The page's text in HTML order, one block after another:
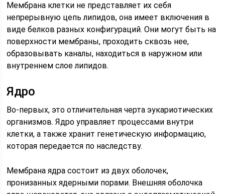
Мембрана клетки не представляет их себя
непрерывную цепь липидов, она имеет включения в
виде белков разных конфигураций. Они могут быть на
поверхности мембраны, проходить сквозь нее,
образовывать каналы, находиться в наружном или
внутреннем слое липидов.
Ядро
Во-первых, это отличительная черта эукариотических
организмов. Ядро управляет процессами внутри
клетки, а также хранит генетическую информацию,
которая передается по наследству.
Мембрана ядра состоит из двух оболочек,
пронизанных ядерными порами. Внешняя оболочка